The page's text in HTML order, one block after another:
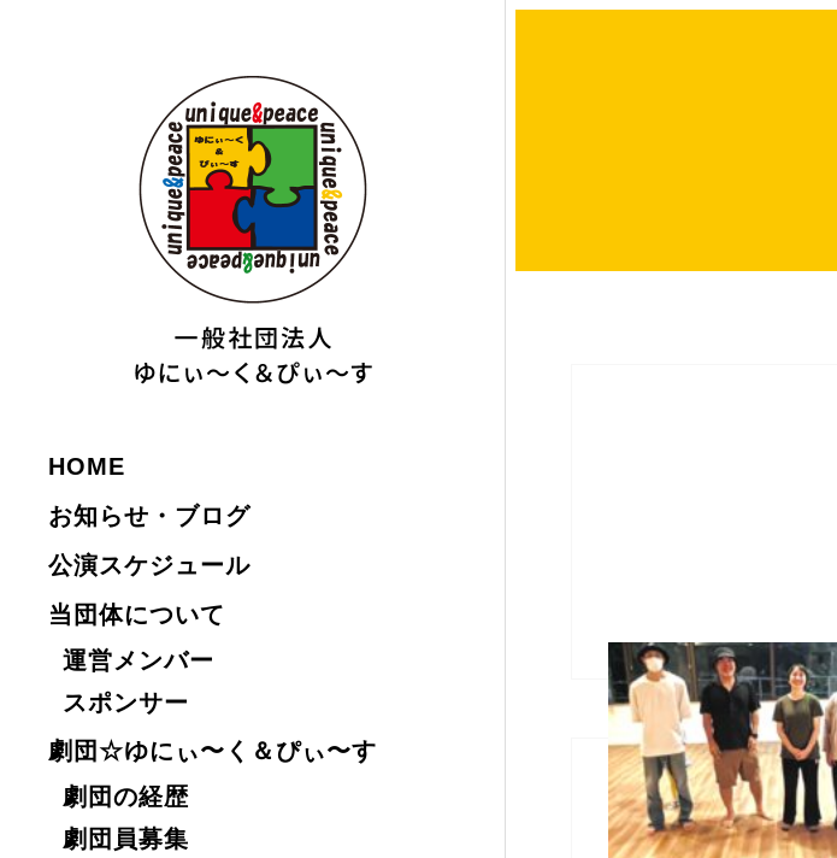
HOME
お知らせ・ブログ
公演スケジュール
当団体について
運営メンバー
スポンサー
劇団☆ゆにぃ〜く＆ぴぃ〜す
劇団の経歴
劇団員募集